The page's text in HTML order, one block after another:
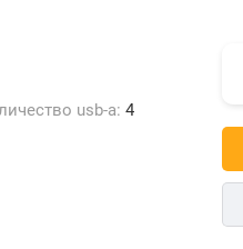
usb-a: 4